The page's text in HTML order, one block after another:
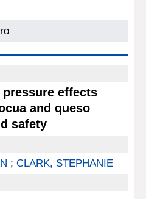
effects
and queso
safety
; CLARK, STEPHANIE